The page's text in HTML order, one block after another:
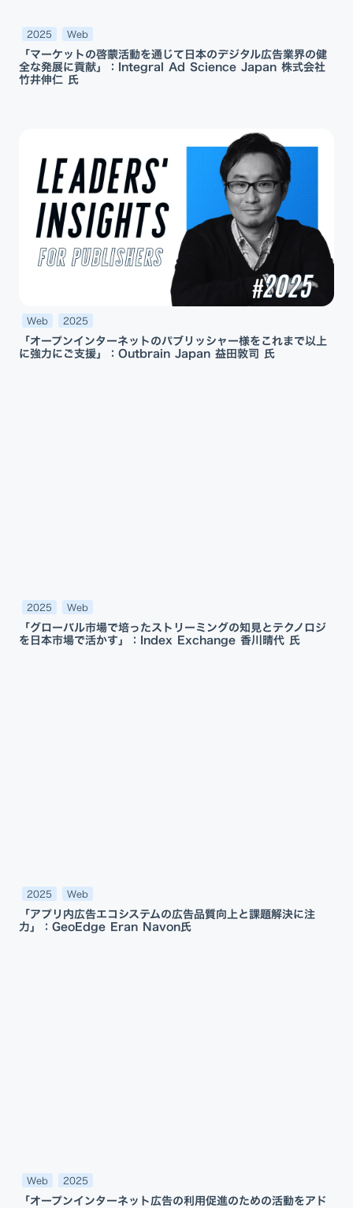
2025 Web
「マーケットの啓蒙活動を通じて日本のデジタル広告業界の健
全な発展に貢献」：Integral Ad Science Japan 株式会社
竹井伸仁 氏
Web 2025
「オープンインターネットのパブリッシャー様をこれまで以上
に強力にご支援」：Outbrain Japan 益田敦司 氏
2025 Web
「グローバル市場で培ったストリーミングの知見とテクノロジ
を日本市場で活かす」：Index Exchange 香川晴代 氏
2025 Web
「アプリ内広告エコシステムの広告品質向上と課題解決に注
力」：GeoEdge Eran Navon氏
Web 2025
「オープンインターネット広告の利用促進のための活動をアド